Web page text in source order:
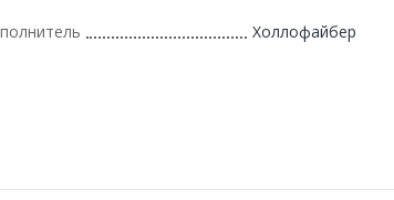
Холлофайбер